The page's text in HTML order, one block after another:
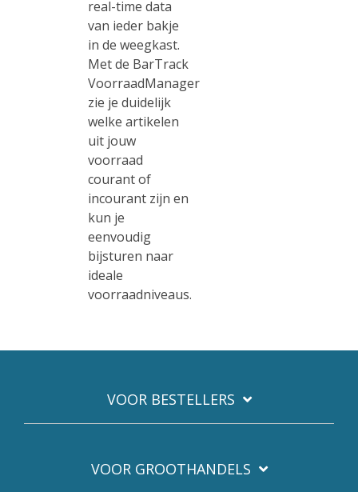
real-time data
van ieder bakje
in de weegkast.
Met de BarTrack
VoorraadManager
zie je duidelijk
welke artikelen
uit jouw
voorraad
courant of
incourant zijn en
kun je
eenvoudig
bijsturen naar
ideale
voorraadniveaus.
VOOR BESTELLERS
VOOR GROOTHANDELS